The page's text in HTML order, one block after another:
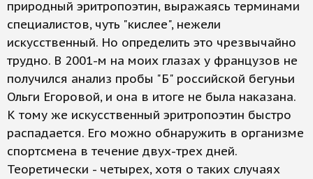
природный эритропоэтин, выражаясь терминами
специалистов, чуть "кислее", нежели
искусственный. Но определить это чрезвычайно
трудно. В 2001-м на моих глазах у французов не
получился анализ пробы "Б" российской бегуньи
Ольги Егоровой, и она в итоге не была наказана.
К тому же искусственный эритропоэтин быстро
распадается. Его можно обнаружить в организме
спортсмена в течение двух-трех дней.
Теоретически - четырех, хотя о таких случаях